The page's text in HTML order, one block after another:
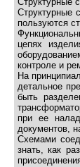
Структурные
пользуются
цепях
контроле и
На
детальное
быть
при ее
документов,
Схемами
знать, как